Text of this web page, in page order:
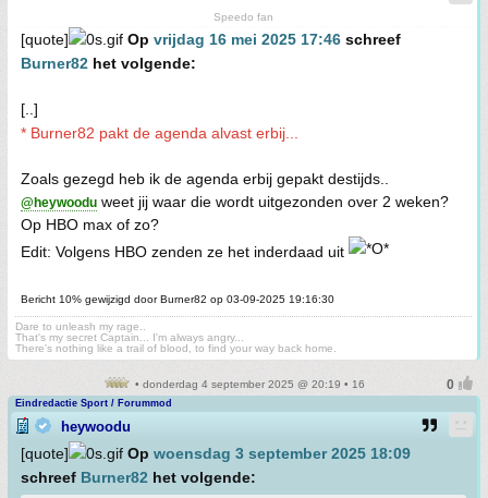
Speedo fan
[quote] Op vrijdag 16 mei 2025 17:46 schreef
Burner82 het volgende:
[..]
* Burner82 pakt de agenda alvast erbij...
Zoals gezegd heb ik de agenda erbij gepakt destijds..
@heywoodu weet jij waar die wordt uitgezonden over 2 weken?
Op HBO max of zo?
Edit: Volgens HBO zenden ze het inderdaad uit
Bericht 10% gewijzigd door Burner82 op 03-09-2025 19:16:30
Dare to unleash my rage..
That's my secret Captain... I'm always angry...
There's nothing like a trail of blood, to find your way back home.
• donderdag 4 september 2025 @ 20:19 • 16
Eindredactie Sport / Forummod
heywoodu
[quote] Op woensdag 3 september 2025 18:09
schreef Burner82 het volgende: